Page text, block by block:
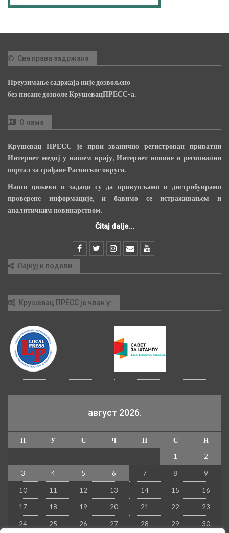
Сва права задржана
Преузимање садржаја није дозвољено
без писане дозволе КрушевацПРЕСС-а.
О нама
Крушевац ПРЕСС је први званично регистрован приватни
Интернет медиј у нашем крају, Интернет новине и регионални
портал за грађане Расинског округа.
Наши циљеви и задаци су да прикупљамо и дистрибуирамо
проверене информације, и бавимо се истраживањем и
аналитичким новинарством.
Čitaj dalje...
Лајкуј и подели
Крушевац ПРЕСС је члан у:
август 2026.
П У С Ч П С
Н
1
2
3 4 5 6 7 8 9
10 11 12 13 14 15 16
17 18 19 20 21 22 23
24 25 26 27 28 29 30